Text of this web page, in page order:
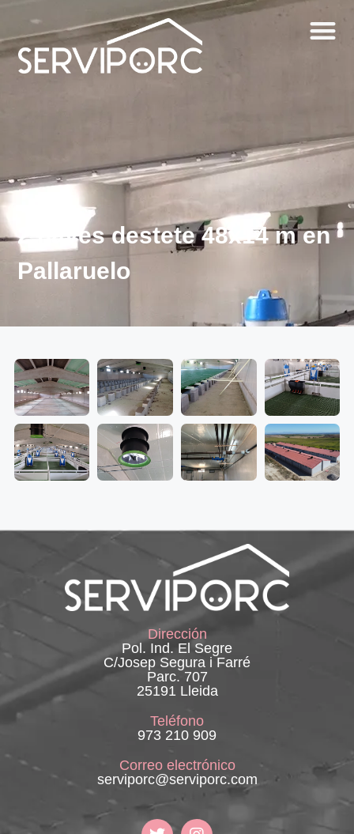
2 naves destete 48x14 m en
Pallaruelo
Dirección
Pol. Ind. El Segre
C/Josep Segura i Farré
Parc. 707
25191 Lleida
Teléfono
973 210 909
Correo electrónico
serviporc@serviporc.com